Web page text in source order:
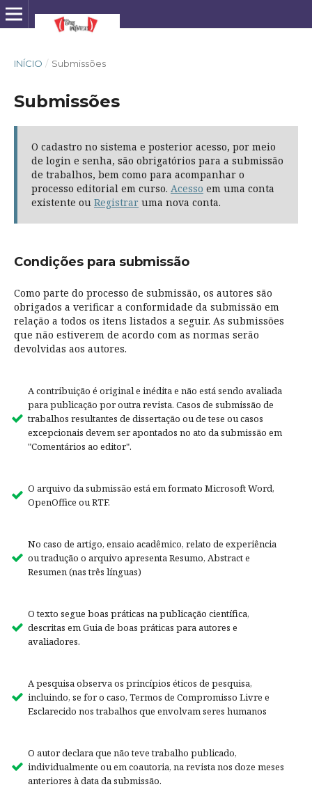
INÍCIO / Submissões
Submissões
O cadastro no sistema e posterior acesso, por meio
de login e senha, são obrigatórios para a submissão
de trabalhos, bem como para acompanhar o
processo editorial em curso. Acesso em uma conta
existente ou Registrar uma nova conta.
Condições para submissão
Como parte do processo de submissão, os autores são
obrigados a verificar a conformidade da submissão em
relação a todos os itens listados a seguir. As submissões
que não estiverem de acordo com as normas serão
devolvidas aos autores.
A contribuição é original e inédita e não está sendo avaliada
para publicação por outra revista. Casos de submissão de
trabalhos resultantes de dissertação ou de tese ou casos
excepcionais devem ser apontados no ato da submissão em
"Comentários ao editor".
O arquivo da submissão está em formato Microsoft Word,
OpenOffice ou RTF.
No caso de artigo, ensaio acadêmico, relato de experiência
ou tradução o arquivo apresenta Resumo, Abstract e
Resumen (nas três línguas)
O texto segue boas práticas na publicação científica,
descritas em Guia de boas práticas para autores e
avaliadores.
A pesquisa observa os princípios éticos de pesquisa,
incluindo, se for o caso, Termos de Compromisso Livre e
Esclarecido nos trabalhos que envolvam seres humanos
O autor declara que não teve trabalho publicado,
individualmente ou em coautoria, na revista nos doze meses
anteriores à data da submissão.